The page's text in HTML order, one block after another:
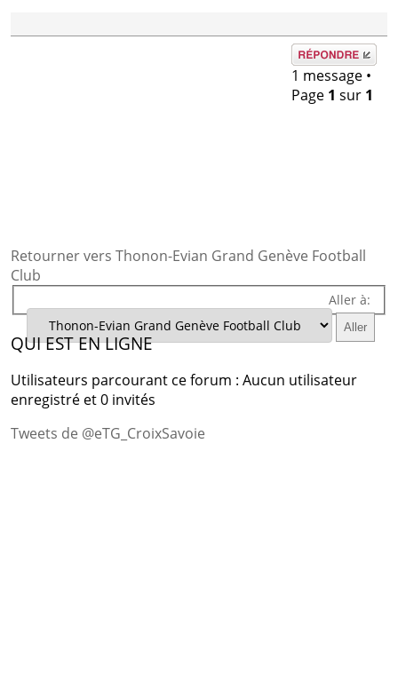
Répondre
1 message •
Page 1 sur 1
Retourner vers Thonon-Evian Grand Genève Football
Club
Aller à:
QUI EST EN LIGNE
Utilisateurs parcourant ce forum : Aucun utilisateur
enregistré et 0 invités
Tweets de @eTG_CroixSavoie